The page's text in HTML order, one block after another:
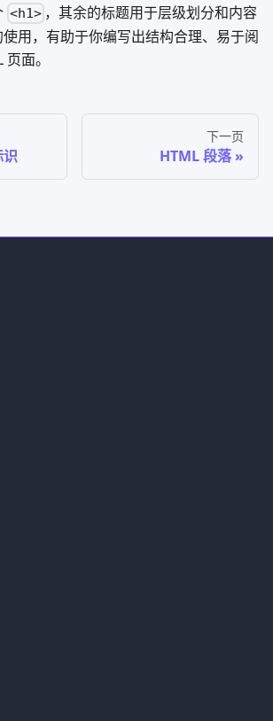
<h1> ，其余的标题用于层级划分和内容
用，有助于你编写出结构合理、易于阅
面。
识
下一页
HTML 段落